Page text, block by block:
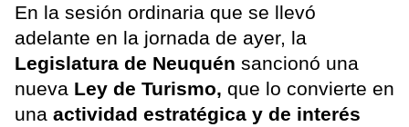
En la sesión ordinaria que se llevó
adelante en la jornada de ayer, la
Legislatura de Neuquén sancionó una
nueva Ley de Turismo, que lo convierte en
una actividad estratégica y de interés